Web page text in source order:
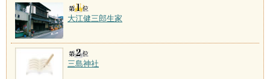
大江健三郎生家
三島神社